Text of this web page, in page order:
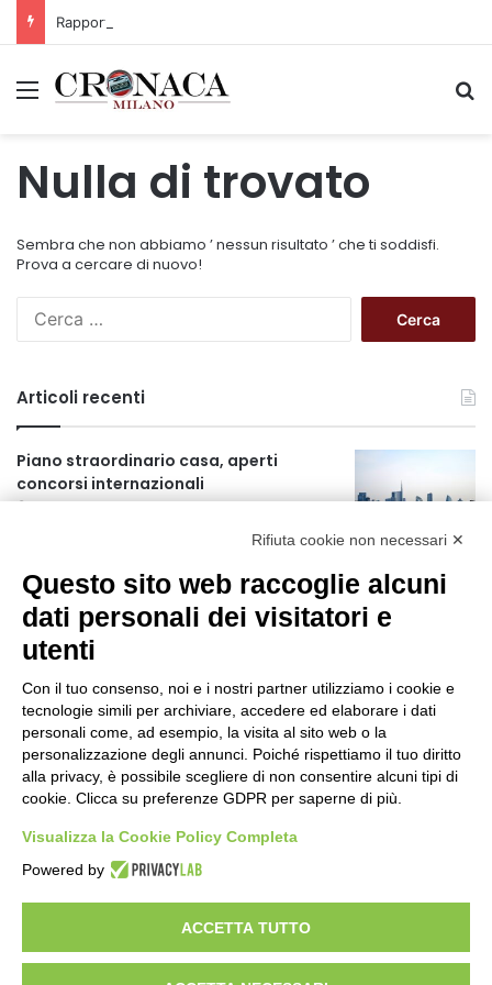
Rapporto OsMed 2025 sull’uso dei farmaci in Italia
Menu
Nulla di trovato
Sembra che non abbiamo ’ nessun risultato ’ che ti soddisfi.
Prova a cercare di nuovo!
c
a
e
:
Articoli recenti
Piano straordinario casa, aperti
concorsi internazionali
farmaci in Italia
8 ore fa
Un nuovo modello di IA stima il volume
dei ghiacciai del pianeta
10 ore fa
Manutenzione strade, nel biennio
2026-27 investiti 56 milioni
1 giorno fa
Il codice segreto dei neuroni: la
memoria della nascita che costruisce il
cervello
Rifiuta cookie non necessari ✕
Questo sito web raccoglie alcuni
dati personali dei visitatori e
utenti
Con il tuo consenso, noi e i nostri partner utilizziamo i cookie e
tecnologie simili per archiviare, accedere ed elaborare i dati
personali come, ad esempio, la visita al sito web o la
personalizzazione degli annunci. Poiché rispettiamo il tuo diritto
alla privacy, è possibile scegliere di non consentire alcuni tipi di
cookie. Clicca su preferenze GDPR per saperne di più.
Visualizza la Cookie Policy Completa
Powered by
ACCETTA TUTTO